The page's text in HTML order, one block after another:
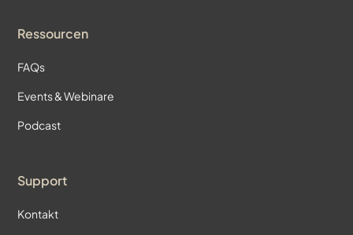
Ressourcen
FAQs
Events & Webinare
Podcast
Support
Kontakt